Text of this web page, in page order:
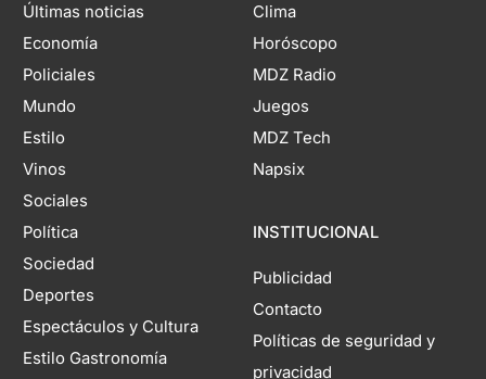
Últimas noticias
Economía
Policiales
Mundo
Estilo
Vinos
Sociales
Política
Sociedad
Deportes
Espectáculos y Cultura
Estilo Gastronomía
Clima
Horóscopo
MDZ Radio
Juegos
MDZ Tech
Napsix
INSTITUCIONAL
Publicidad
Contacto
Políticas de seguridad y
privacidad